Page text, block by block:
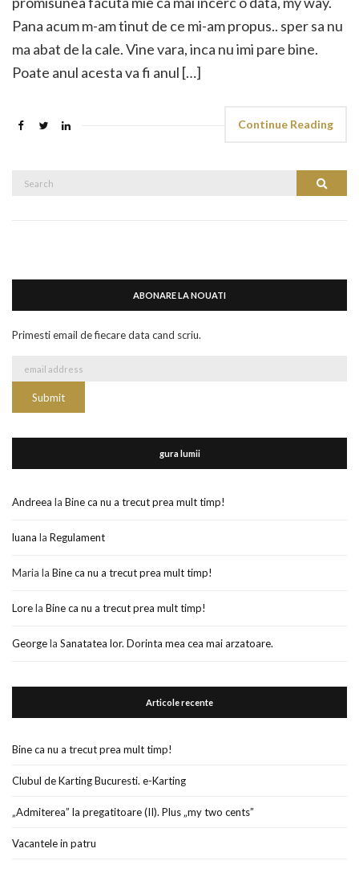
Pana acum m-am tinut de ce mi-am propus.. sper sa nu
ma abat de la cale. Vine vara, inca nu imi pare bine.
Poate anul acesta va fi anul […]
Continue Reading
Search
ABONARE LA NOUATI
Primesti email de fiecare data cand scriu.
gura lumii
Andreea la Bine ca nu a trecut prea mult timp!
luana la Regulament
Maria la Bine ca nu a trecut prea mult timp!
Lorela Bine ca nu a trecut prea mult timp!
Georgela Sanatatea lor. Dorinta mea cea mai arzatoare.
Articole recente
Bine ca nu a trecut prea mult timp!
Clubul de Karting Bucuresti. e-Karting
„Admiterea” la pregatitoare (II). Plus „my two cents”
Vacantele in patru